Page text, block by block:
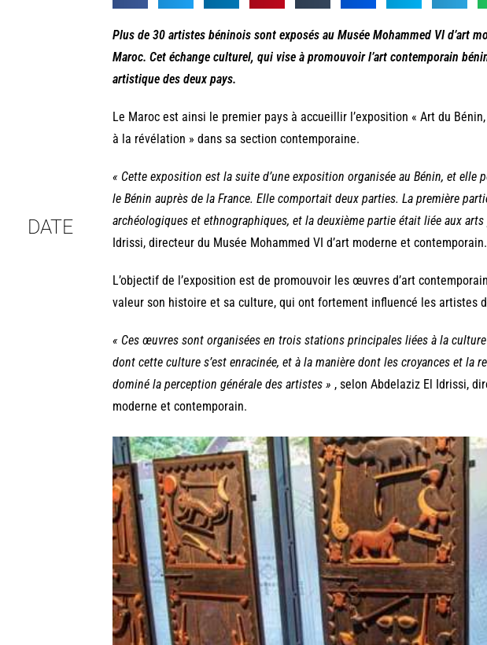
DATE
Plus de 30 artistes béninois sont exposés au Musée Mohammed VI d’art
Maroc. Cet échange culturel, qui vise à promouvoir l’art contemporain
artistique des deux pays.
Le Maroc est ainsi le premier pays à accueillir l’exposition « Art du
à la révélation » dans sa section contemporaine.
« Cette exposition est la suite d’une exposition organisée au Bénin, et elle
le Bénin auprès de la France. Elle comportait deux parties. La première
archéologiques et ethnographiques, et la deuxième partie était liée aux
Idrissi, directeur du Musée Mohammed VI d’art moderne et contemporain.
L’objectif de l’exposition est de promouvoir les œuvres d’art
valeur son histoire et sa culture, qui ont fortement influencé les artistes
« Ces œuvres sont organisées en trois stations principales liées à la
dont cette culture s’est enracinée, et à la manière dont les croyances et la
dominé la perception générale des artistes » , selon Abdelaziz El Idrissi,
moderne et contemporain.